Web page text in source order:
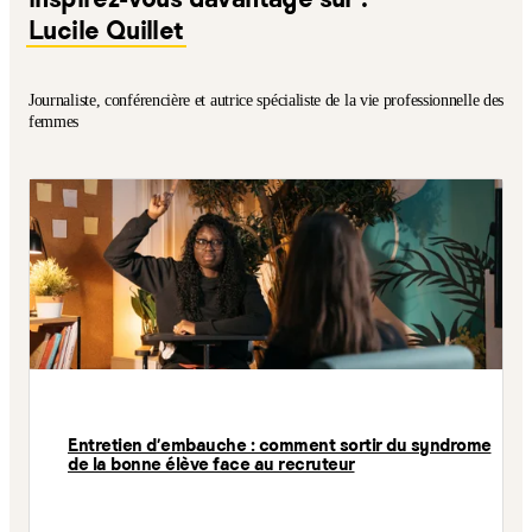
Lucile Quillet
Journaliste, conférencière et autrice spécialiste de la vie professionnelle des
femmes
Entretien d'embauche : comment sortir du syndrome
de la bonne élève face au recruteur